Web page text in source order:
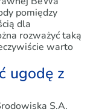
pomiędzy
dla
rozważyć taką
warto
ugodę z
S.A.